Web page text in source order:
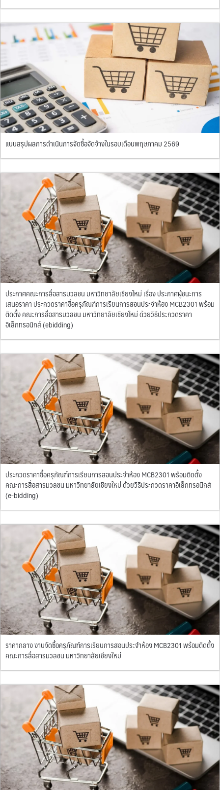
แบบสรุปผลการดำเนินการจัดซื้อจัดจ้างในรอบเดือนพฤษภาคม 2569
ประกาศคณะการสื่อสารมวลชน มหาวิทยาลัยเชียงใหม่ เรื่อง ประกาศผู้ชนะการ
เสนอราคา ประกวดราคาซื้อครุภัณฑ์การเรียนการสอนประจำห้อง MCB2301 พร้อม
ติดตั้ง คณะการสื่อสารมวลชน มหาวิทยาลัยเชียงใหม่ ด้วยวิธีประกวดราคา
อิเล็กทรอนิกส์ (ebidding)
ประกวดราคาซื้อครุภัณฑ์การเรียนการสอนประจำห้อง MCB2301 พร้อมติดตั้ง
คณะการสื่อสารมวลชน มหาวิทยาลัยเชียงใหม่ ด้วยวิธีประกวดราคาอิเล็กทรอนิกส์
(e-bidding)
ราคากลาง งานจัดซื้อครุภัณฑ์การเรียนการสอนประจำห้อง MCB2301 พร้อมติดตั้ง
คณะการสื่อสารมวลชน มหาวิทยาลัยเชียงใหม่